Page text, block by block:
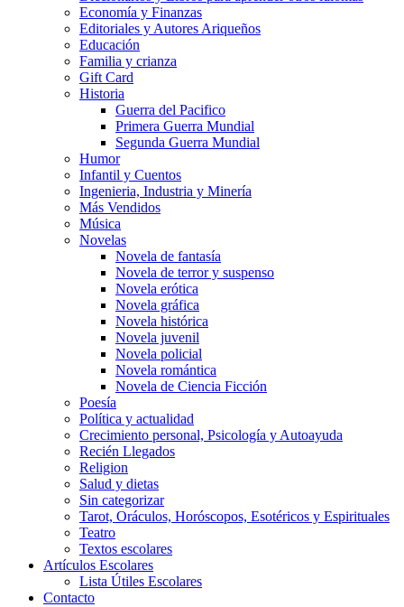
Economía y Finanzas
Editoriales y Autores Ariqueños
Educación
Familia y crianza
Gift Card
Historia
Guerra del Pacifico
Primera Guerra Mundial
Segunda Guerra Mundial
Humor
Infantil y Cuentos
Ingenieria, Industria y Minería
Más Vendidos
Música
Novelas
Novela de fantasía
Novela de terror y suspenso
Novela erótica
Novela gráfica
Novela histórica
Novela juvenil
Novela policial
Novela romántica
Novela de Ciencia Ficción
Poesía
Política y actualidad
Crecimiento personal, Psicología y Autoayuda
Recién Llegados
Religion
Salud y dietas
Sin categorizar
Tarot, Oráculos, Horóscopos, Esotéricos y Espirituales
Teatro
Textos escolares
Artículos Escolares
Lista Útiles Escolares
Contacto